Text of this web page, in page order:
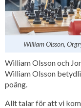
William Olsson,
William Olsson och
William Olsson
poäng.
Allt talar för att vi